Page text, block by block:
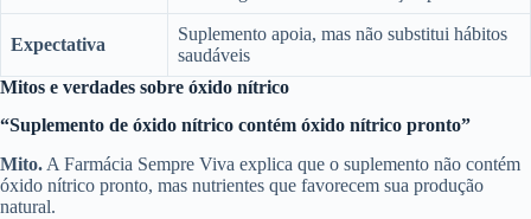
Expectativa
Suplemento apoia, mas não substitui hábitos
saudáveis
Mitos e verdades sobre óxido nítrico
“Suplemento de óxido nítrico contém óxido nítrico pronto”
Mito. A Farmácia Sempre Viva explica que o suplemento não contém
óxido nítrico pronto, mas nutrientes que favorecem sua produção
natural.